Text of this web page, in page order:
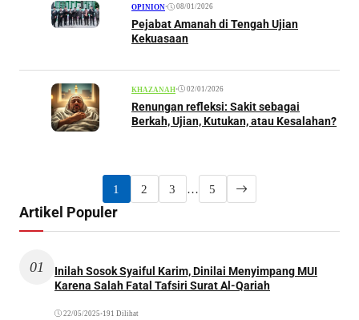
OPINION• 08/01/2026
Pejabat Amanah di Tengah Ujian
Kekuasaan
KHAZANAH• 02/01/2026
Renungan refleksi: Sakit sebagai
Berkah, Ujian, Kutukan, atau Kesalahan?
1 2 3 … 5
Artikel Populer
01
Inilah Sosok Syaiful Karim, Dinilai Menyimpang MUI
Karena Salah Fatal Tafsiri Surat Al-Qariah
22/05/2025 •191 Dilihat